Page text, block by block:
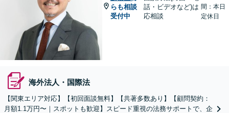
らも相談
受付中
話・ビデオなど)は
応相談
間：本日
定休日
海外法人・国際法
【関東エリア対応】【初回面談無料】【共著多数あり】【顧問契約：
月額1.1万円〜｜スポットも歓迎】スピード重視の法務サポートで、企